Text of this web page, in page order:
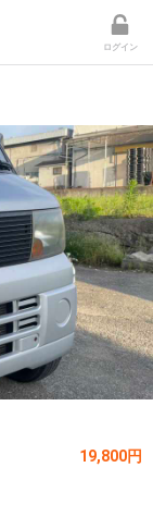
ログイン
19,800円